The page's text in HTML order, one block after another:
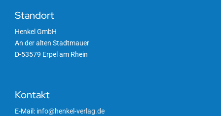
Standort
Henkel GmbH
An der alten Stadtmauer
D-53579 Erpel am Rhein
Kontakt
E-Mail: info@henkel-verlag.de